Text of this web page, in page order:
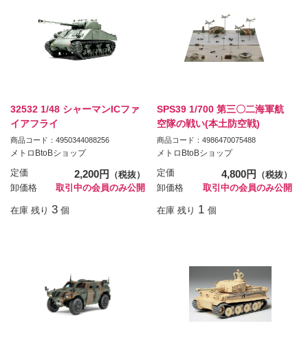
32532 1/48 シャーマンICファ
イアフライ
商品コード：4950344088256
メトロBtoBショップ
定価 2,200円
（税抜）
卸価格
取引中の会員のみ公開
在庫 残り 3 個
SPS39 1/700 第三〇二海軍航
空隊の戦い(本土防空戦)
商品コード：4986470075488
メトロBtoBショップ
定価 4,800円
（税抜）
卸価格
取引中の会員のみ公開
在庫 残り 1 個